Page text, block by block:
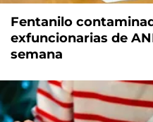
Fentanilo
exfuncionarias de
semana